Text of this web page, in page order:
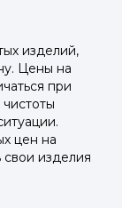
изделий,
Цены на
при
цен на
свои изделия